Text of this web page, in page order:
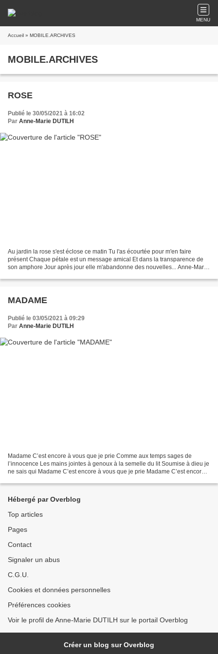
MENU
Accueil » MOBILE.ARCHIVES
MOBILE.ARCHIVES
ROSE
Publié le 30/05/2021 à 16:02
Par Anne-Marie DUTILH
Au jardin la rose s'est éclose ce matin Tu l'as écourtée pour m'en faire
présent Chaque pétale est un message amical Et dans la transparence de
son amphore Jour après jour elle m'abandonne des nouvelles... Anne-Marie
MADAME
Publié le 03/05/2021 à 09:29
Par Anne-Marie DUTILH
Madame C’est encore à vous que je prie Comme aux temps sages de
l’innocence Les mains jointes à genoux à la semelle du lit Soumise à dieu je
ne sais qui Madame C’est encore à vous que je prie Madame C’est encore à
Hébergé par Overblog
Top articles
Pages
Contact
Signaler un abus
C.G.U.
Cookies et données personnelles
Préférences cookies
Voir le profil de Anne-Marie DUTILH sur le portail Overblog
Créer un blog sur Overblog